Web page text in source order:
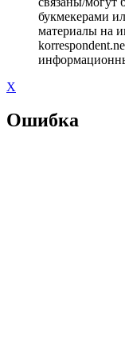
букмекерами
материалы на
X
Ошибка